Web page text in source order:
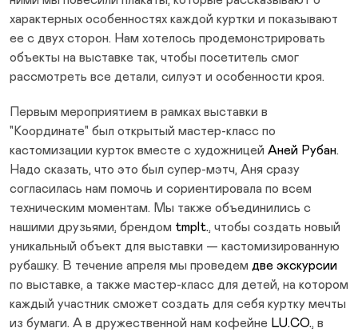
характерных особенностях каждой куртки и показывают
ее с двух сторон. Нам хотелось продемонстрировать
объекты на выставке так, чтобы посетитель смог
рассмотреть все детали, силуэт и особенности кроя.
Первым мероприятием в рамках выставки в
"Координате" был открытый мастер-класс по
кастомизации курток вместе с художницей Аней Рубан.
Надо сказать, что это был супер-мэтч, Аня сразу
согласилась нам помочь и сориентировала по всем
техническим моментам. Мы также объединились с
нашими друзьями, брендом tmplt., чтобы создать новый
уникальный объект для выставки — кастомизированную
рубашку. В течение апреля мы проведем две экскурсии
по выставке, а также мастер-класс для детей, на котором
каждый участник сможет создать для себя куртку мечты
из бумаги. А в дружественной нам кофейне LU.CO., в